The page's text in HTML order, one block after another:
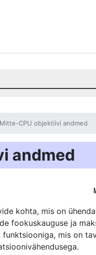
Mitte-CPU objektiivi andmed
andmed
kohta, mis on
fookuskauguse ja
mis on